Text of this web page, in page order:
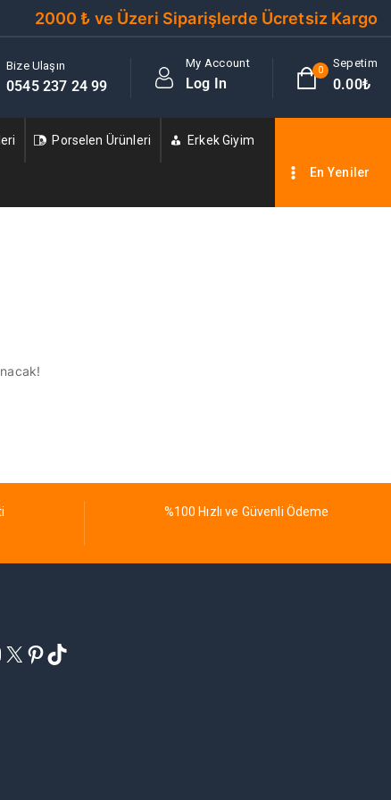
2000 ₺ ve Üzeri Siparişlerde Ücretsiz Kargo
Bize Ulaşın
0545 237 24 99
My Account
Log In
0
Sepetim
0.00₺
Porselen Ürünleri Erkek Giyim
En Yeniler
%100 Hızlı ve Güvenli Ödeme